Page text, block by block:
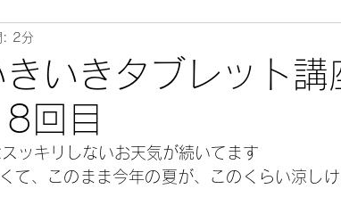
きいきタブレット
回目
: 2分
ッキリしないお天気が続いてます
て、このまま今年の夏が、このくらい涼し